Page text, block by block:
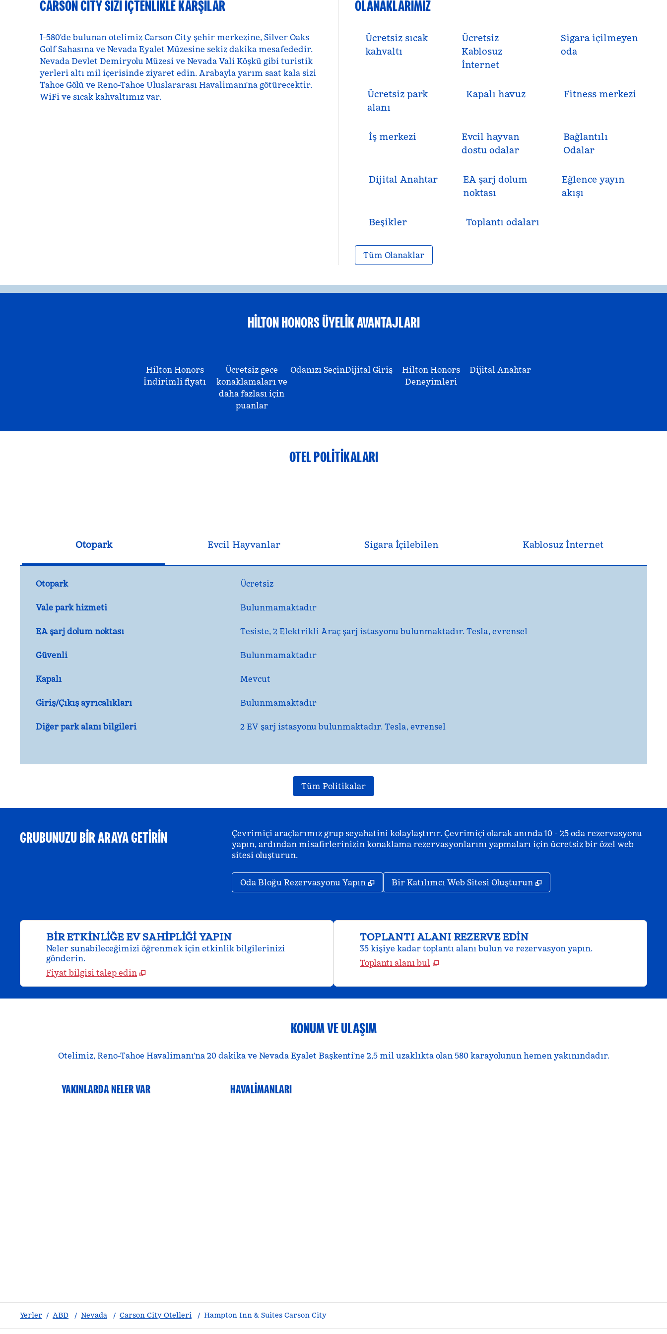
CARSON CITY SIZI IÇTENLIKLE KARŞILAR
I-580'de bulunan otelimiz Carson City şehir merkezine, Silver Oaks
Golf Sahasına ve Nevada Eyalet Müzesine sekiz dakika mesafededir.
Nevada Devlet Demiryolu Müzesi ve Nevada Vali Köşkü gibi turistik
yerleri altı mil içerisinde ziyaret edin. Arabayla yarım saat kala sizi
Tahoe Gölü ve Reno-Tahoe Uluslararası Havalimanı'na götürecektir.
WiFi ve sıcak kahvaltımız var.
OLANAKLARIMIZ
Ücretsiz sıcak
kahvaltı
Ücretsiz
Kablosuz
İnternet
Sigara içilmeyen
oda
Ücretsiz park
alanı
Kapalı havuz Fitness merkezi
İş merkezi
Evcil hayvan
dostu odalar
Bağlantılı
Odalar
Dijital Anahtar
EA şarj dolum
noktası
Eğlence yayın
akışı
Beşikler Toplantı odaları
Tüm Olanaklar
HILTON HONORS ÜYELIK AVANTAJLARI
Hilton Honors
İndirimli fiyatı
Ücretsiz gece
konaklamaları ve
daha fazlası için
puanlar
Odanızı SeçinDijital Giriş
Hilton Honors
Deneyimleri
Dijital Anahtar
OTEL POLITIKALARI
Otopark Evcil Hayvanlar Sigara İçilebilen Kablosuz İnternet
Otopark Ücretsiz
Vale park hizmeti Bulunmamaktadır
EA şarj dolum noktası Tesiste, 2 Elektrikli Araç şarj istasyonu bulunmaktadır. Tesla, evrensel
Güvenli Bulunmamaktadır
Kapalı Mevcut
Giriş/Çıkış ayrıcalıkları Bulunmamaktadır
Diğer park alanı bilgileri 2 EV şarj istasyonu bulunmaktadır. Tesla, evrensel
Tüm Politikalar
GRUBUNUZU BIR ARAYA GETIRIN
Çevrimiçi araçlarımız grup seyahatini kolaylaştırır. Çevrimiçi olarak anında 10 - 25 oda rezervasyonu
yapın, ardından misafirlerinizin konaklama rezervasyonlarını yapmaları için ücretsiz bir özel web
sitesi oluşturun.
Oda Bloğu Rezervasyonu Yapın , Yeni sekme açar
Bir Katılımcı Web Sitesi Oluşturun ,
BIR ETKINLIĞE EV SAHIPLIĞI YAPIN
Neler sunabileceğimizi öğrenmek için etkinlik bilgilerinizi
gönderin.
Fiyat bilgisi talep edin
TOPLANTI ALANI REZERVE EDIN
35 kişiye kadar toplantı alanı bulun ve rezervasyon yapın.
Toplantı alanı bul
KONUM VE ULAŞIM
Otelimiz, Reno-Tahoe Havalimanı'na 20 dakika ve Nevada Eyalet Başkenti'ne 2,5 mil uzaklıkta olan 580 karayolunun hemen yakınındadır.
YAKINLARDA NELER VAR HAVALIMANLARI
Yerler / ABD / Nevada / Carson City Otelleri / Hampton Inn & Suites Carson City